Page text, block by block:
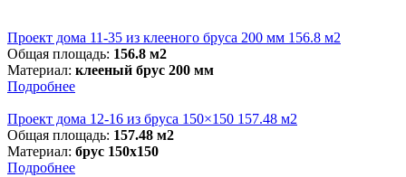
Проект дома 11-35 из клееного бруса 200 мм 156.8 м2
Общая площадь: 156.8 м2
Материал: клееный брус 200 мм
Подробнее
Проект дома 12-16 из бруса 150×150 157.48 м2
Общая площадь: 157.48 м2
Материал: брус 150x150
Подробнее